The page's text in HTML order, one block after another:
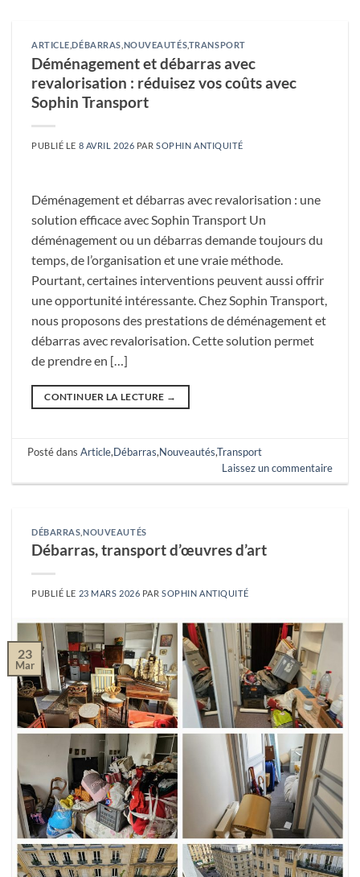
ARTICLE ,DÉBARRAS NOUVEAUTÉSTRANSPORT
Déménagement et débarras avec
revalorisation : réduisez vos coûts avec
Sophin Transport
PUBLIÉ LE 8 AVRIL 2026 PARSOPHIN ANTIQUITÉ
Déménagement et débarras avec revalorisation : une
solution efficace avec Sophin Transport Un
déménagement ou un débarras demande toujours du
temps, de l’organisation et une vraie méthode.
Pourtant, certaines interventions peuvent aussi offrir
une opportunité intéressante. Chez Sophin Transport,
nous proposons des prestations de déménagement et
débarras avec revalorisation. Cette solution permet
de prendre en […]
CONTINUER LA LECTURE →
Posté dansArticle,Débarras,Nouveautés,Transport
Laissez un commentaire
DÉBARRAS ,NOUVEAUTÉS
Débarras, transport d’œuvres d’art
PUBLIÉ LE 23 MARS 2026 PARSOPHIN ANTIQUITÉ
23
Mar